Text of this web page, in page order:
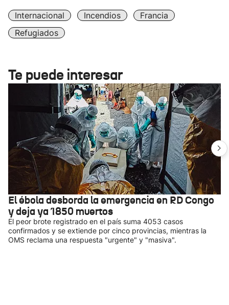
Internacional Incendios
Francia
Refugiados
Te puede interesar
El ébola desborda la emergencia en RD Congo
y deja ya 1850 muertos
El peor brote registrado en el país suma 4053 casos
confirmados y se extiende por cinco provincias, mientras la
OMS reclama una respuesta "urgente" y "masiva".